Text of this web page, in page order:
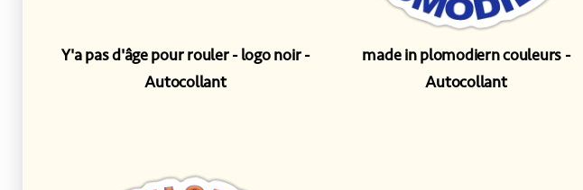
Y'a pas d'âge pour rouler - logo noir
Autocollant
made in plomodiern couleurs
Autocollant